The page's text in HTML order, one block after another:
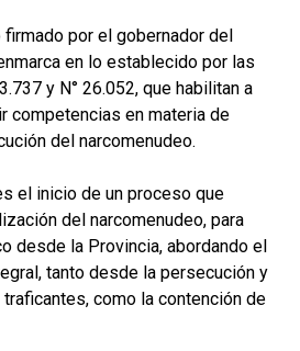
por el gobernador del
en lo establecido por las
y N° 26.052, que habilitan a
competencias en materia de
del narcomenudeo.
el inicio de un proceso que
del narcomenudeo, para
desde la Provincia, abordando el
tanto desde la persecución y
como la contención de